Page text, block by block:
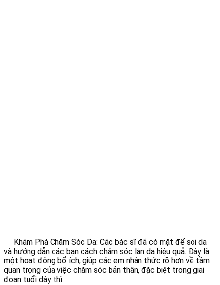
Khám Phá Chăm Sóc Da: Các bác sĩ đã có mặt để soi da
và hướng dẫn các bạn cách chăm sóc làn da hiệu quả. Đây là
một hoạt động bổ ích, giúp các em nhận thức rõ hơn về tầm
quan trọng của việc chăm sóc bản thân, đặc biệt trong giai
đoạn tuổi dậy thì.